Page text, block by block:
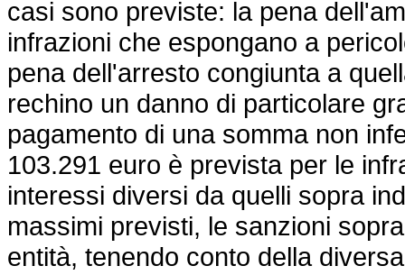
casi sono previste: la pena
infrazioni che espongano a
pena dell'arresto congiunta a
rechino un danno di particolare
pagamento di una somma non
103.291 euro è prevista per le
interessi diversi da quelli sopra
massimi previsti, le sanzioni
entità, tenendo conto della